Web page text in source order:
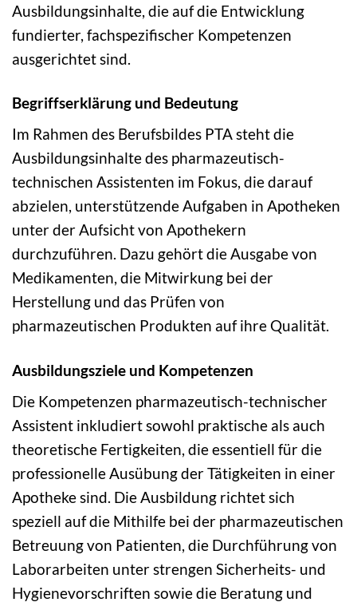
Ausbildungsinhalte, die auf die Entwicklung
fundierter, fachspezifischer Kompetenzen
ausgerichtet sind.
Begriffserklärung und Bedeutung
Im Rahmen des Berufsbildes PTA steht die
Ausbildungsinhalte des pharmazeutisch-
technischen Assistenten im Fokus, die darauf
abzielen, unterstützende Aufgaben in Apotheken
unter der Aufsicht von Apothekern
durchzuführen. Dazu gehört die Ausgabe von
Medikamenten, die Mitwirkung bei der
Herstellung und das Prüfen von
pharmazeutischen Produkten auf ihre Qualität.
Ausbildungsziele und Kompetenzen
Die Kompetenzen pharmazeutisch-technischer
Assistent inkludiert sowohl praktische als auch
theoretische Fertigkeiten, die essentiell für die
professionelle Ausübung der Tätigkeiten in einer
Apotheke sind. Die Ausbildung richtet sich
speziell auf die Mithilfe bei der pharmazeutischen
Betreuung von Patienten, die Durchführung von
Laborarbeiten unter strengen Sicherheits- und
Hygienevorschriften sowie die Beratung und